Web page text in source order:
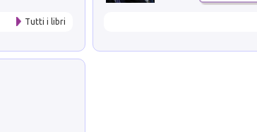
Tutti i libri